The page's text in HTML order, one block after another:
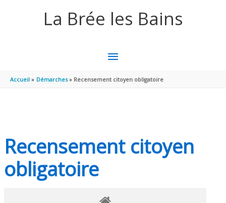
La Brée les Bains
MENU
PRINCIPAL
Accueil Démarches Recensement citoyen obligatoire
Recensement citoyen
obligatoire